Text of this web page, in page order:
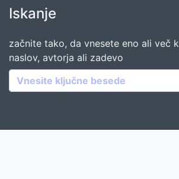
Iskanje
začnite tako, da vnesete eno ali več
naslov, avtorja ali zadevo